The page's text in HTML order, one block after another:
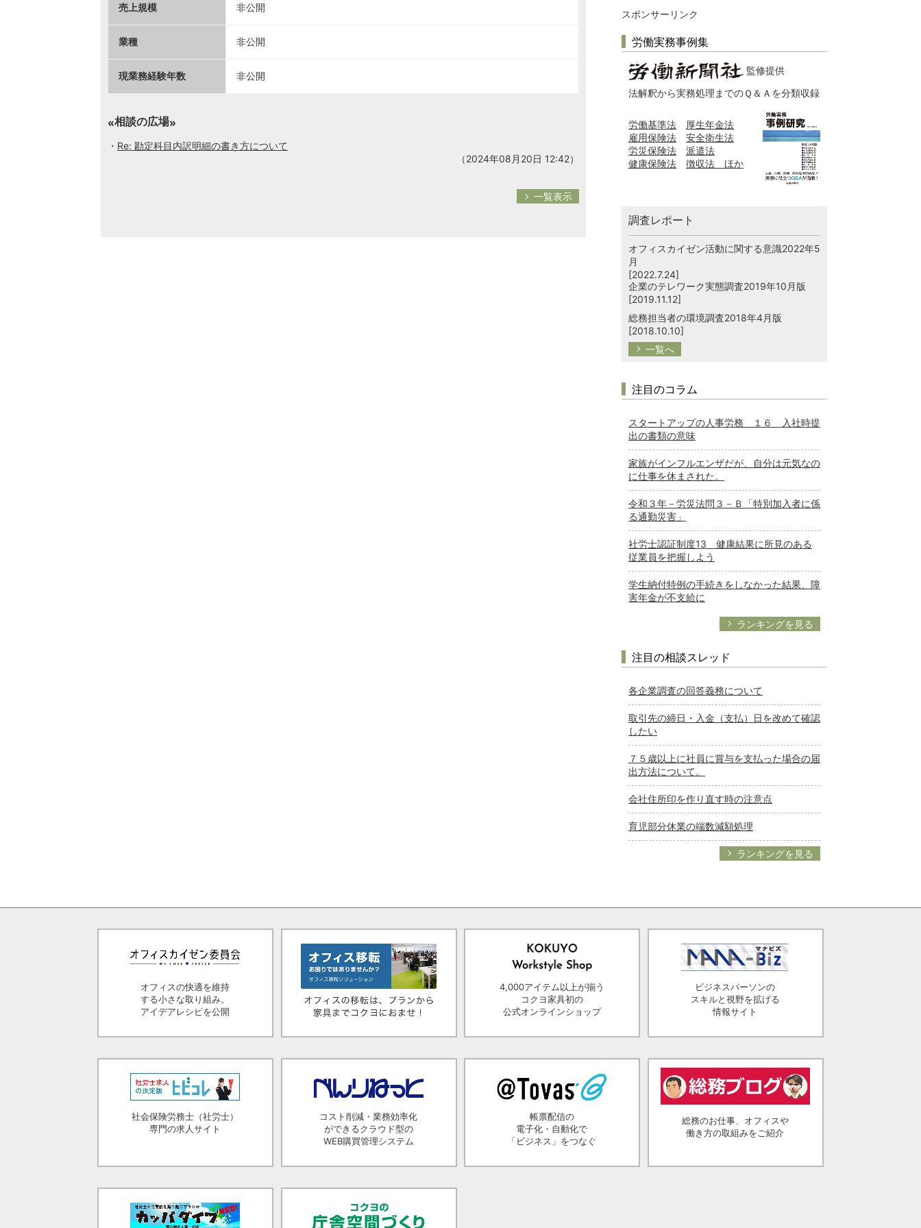
売上規模 非公開
業種 非公開
現業務経験年数 非公開
相談の広場
Re: 勘定科目内訳明細の書き方について
（2024年08月20日 12:42）
一覧表示
スポンサーリンク
労働実務事例集
監修提供
法解釈から実務処理までのＱ＆Ａを分類収録
労働基準法
厚生年金法
雇用保険法
安全衛生法
労災保険法
派遣法
健康保険法
徴収法 ほか
調査レポート
オフィスカイゼン活動に関する意識2022年5
月
[2022.7.24]
企業のテレワーク実態調査2019年10月版
[2019.11.12]
総務担当者の環境調査2018年4月版
[2018.10.10]
一覧へ
注目のコラム
スタートアップの人事労務 １６ 入社時提
出の書類の意味
家族がインフルエンザだが、自分は元気なの
に仕事を休まされた。
令和３年－労災法問３－Ｂ「特別加入者に係
る通勤災害」
社労士認証制度13 健康結果に所見のある
従業員を把握しよう
学生納付特例の手続きをしなかった結果、障
害年金が不支給に
ランキングを見る
注目の相談スレッド
各企業調査の回答義務について
取引先の締日・入金（支払）日を改めて確認
したい
７５歳以上に社員に賞与を支払った場合の届
出方法について。
会社住所印を作り直す時の注意点
育児部分休業の端数減額処理
ランキングを見る
オフィスの快適を維持
する小さな取り組み。
アイデアレシピを公開
4,000アイテム以上が揃う
コクヨ家具初の
公式オンラインショップ
ビジネスパーソンの
スキルと視野を拡げる
情報サイト
社会保険労務士（社労士）
専門の求人サイト
コスト削減・業務効率化
ができるクラウド型の
WEB購買管理システム
帳票配信の
電子化・自動化で
「ビジネス」をつなぐ
総務のお仕事、オフィスや
働き方の取組みをご紹介